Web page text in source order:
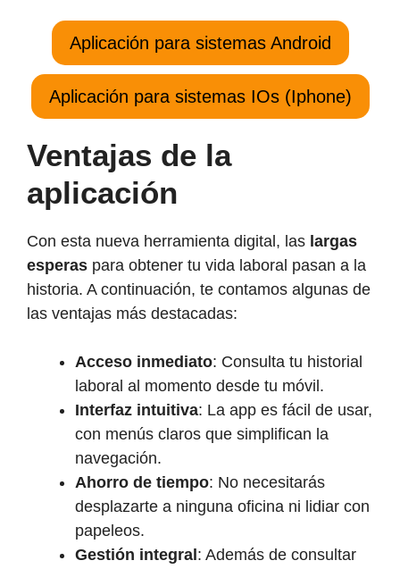
Aplicación para sistemas Android
Aplicación para sistemas IOs (Iphone)
Ventajas de la
aplicación
Con esta nueva herramienta digital, las largas
esperas para obtener tu vida laboral pasan a la
historia. A continuación, te contamos algunas de
las ventajas más destacadas:
Acceso inmediato: Consulta tu historial
laboral al momento desde tu móvil.
Interfaz intuitiva: La app es fácil de usar,
con menús claros que simplifican la
navegación.
Ahorro de tiempo: No necesitarás
desplazarte a ninguna oficina ni lidiar con
papeleos.
Gestión integral : Además de consultar